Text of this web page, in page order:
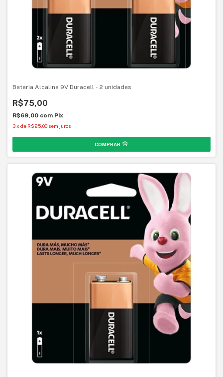
Bateria Alcalina 9V Duracell - 2 unidades
R$75,00
R$69,00 com Pix
3x de R$25,00 sem juros